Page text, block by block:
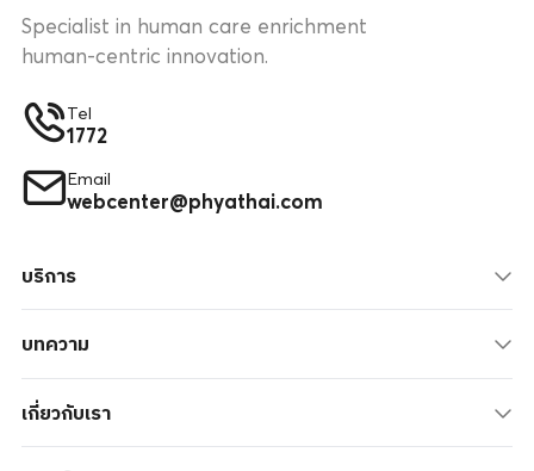
Specialist in human care enrichment
human-centric innovation.
Tel
1772
Email
webcenter@phyathai.com
บริการ
บทความ
เกี่ยวกับเรา